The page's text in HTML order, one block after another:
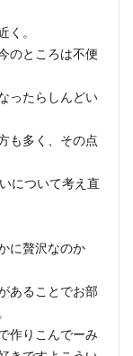
く。
のところは不便
ったらしんどい
も多く、その点
について考え直
に贅沢なのか
あることでお部
作りこんでーみ